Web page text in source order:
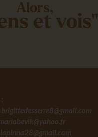
Alors,
et vois"
brigittedesserre8@gmail.com